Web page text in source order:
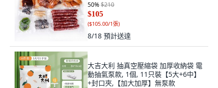
50%$210
$105
($105.00/1張)
8/18 預計送達
大吉大利 抽真空壓縮袋 加厚收納袋 電
動抽氣泵款, 1個, 11只裝【5大+6中】
+封口夾,【加大加厚】無泵款